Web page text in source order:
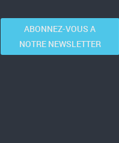
ABONNEZ-VOUS A
NOTRE NEWSLETTER